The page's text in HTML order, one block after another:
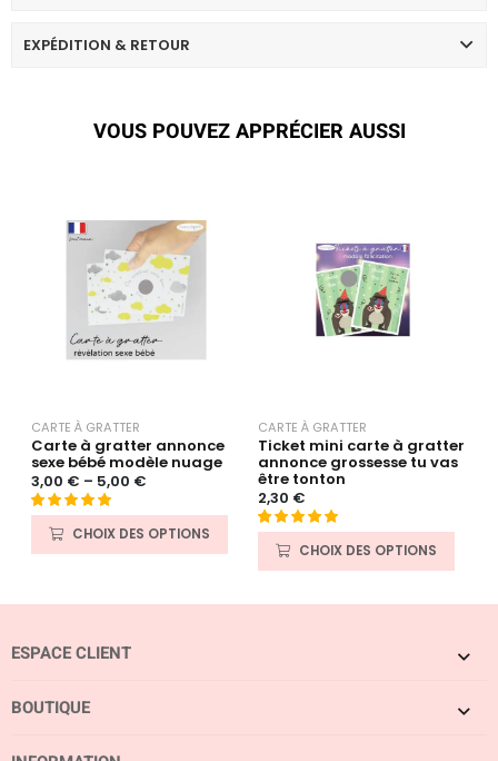
EXPÉDITION & RETOUR
VOUS POUVEZ APPRÉCIER AUSSI
CARTE À GRATTER
Carte à gratter annonce
sexe bébé modèle nuage
3,00 € – 5,00 €
Noté 5.00
sur 5 basé
CHOIX DES OPTIONS
CARTE À GRATTER
Ticket mini carte à gratter
annonce grossesse tu vas
être tonton
2,30 €
Noté 5.00
sur 5 basé
notations
CHOIX DES OPTIONS
ESPACE CLIENT
BOUTIQUE